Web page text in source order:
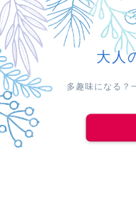
大人
多趣味になる？